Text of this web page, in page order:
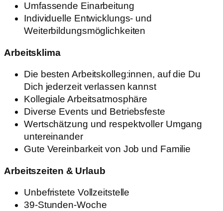
Umfassende Einarbeitung
Individuelle Entwicklungs- und
Weiterbildungsmöglichkeiten
Arbeitsklima
Die besten Arbeitskolleg:innen, auf die Du
Dich jederzeit verlassen kannst
Kollegiale Arbeitsatmosphäre
Diverse Events und Betriebsfeste
Wertschätzung und respektvoller Umgang
untereinander
Gute Vereinbarkeit von Job und Familie
Arbeitszeiten & Urlaub
Unbefristete Vollzeitstelle
39-Stunden-Woche